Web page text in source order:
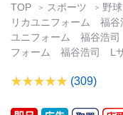
TOP スポーツ 野球
リカユニフォーム 福
ユニフォーム 福谷浩
フォーム 福谷浩司 Lサ
(309)